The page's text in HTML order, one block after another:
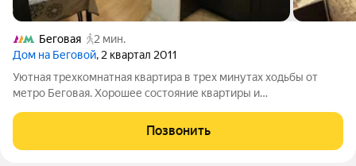
Беговая
2 мин.
Дом на Беговой, 2 квартал 2011
Уютная трехкомнатная квартира в трех минутах ходьбы от
метро Беговая. Хорошее состояние квартиры и
кухня-гостиная, 2 санузла. Один взрослый собственник.
Полная стоимость в договоре. Выписка
Позвонить